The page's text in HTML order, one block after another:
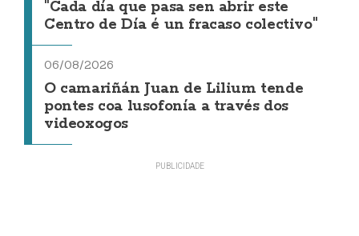
"Cada día que pasa sen abrir este
Centro de Día é un fracaso colectivo"
06/08/2026
O camariñán Juan de Lilium tende
pontes coa lusofonía a través dos
videoxogos